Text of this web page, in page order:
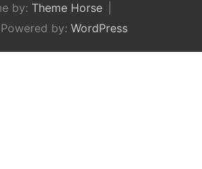
by: Theme Horse
by: WordPress